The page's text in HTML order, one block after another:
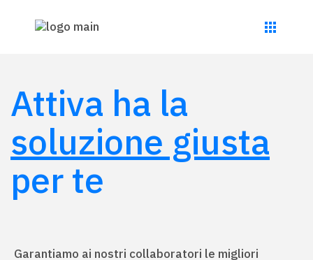
Attiva ha la
soluzione giusta
per te
Garantiamo ai nostri collaboratori le migliori